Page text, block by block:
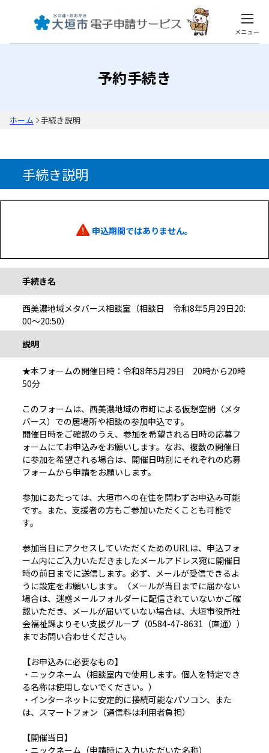
メニュー
予約手続き
ホーム 手続き説明
手続き説明
申込期間ではありません。
手続き名
西美濃地域メタバース相談室（相談日 令和8年5月29日20:
00～20:50）
説明
★本フォームの開催日時：令和8年5月29日 20時から20時
50分
このフォームは、西美濃地域の市町による仮想空間（メタ
バース）での居場所や相談の参加申込です。
開催日時をご確認のうえ、参加を希望される日時の応募フ
ォームにてお申込みをお願いします。なお、複数の開催日
に参加を希望される場合は、開催日時別にそれぞれの応募
フォームから申請をお願いします。
参加にあたっては、大垣市への在住を問わずお申込み可能
です。また、支援者の方もご参加いただくことも可能で
す。
参加当日にアクセスしていただくためのURLは、申込フォ
ーム内にご入力いただきましたメールアドレス宛に開催日
時の前日までに送信します。必ず、メールが受信できるよ
うに設定をお願いします。（メールが当日までに届かない
場合は、迷惑メールフォルダーに配信されていないかご確
認いただき、メールが届いていない場合は、大垣市役所社
会福祉課よりそい支援グループ（0584-47-8631（直通））
までお問い合わせください。
【お申込みに必要なもの】
・ニックネーム（相談室内で使用します。個人を特定でき
る名称は使用しないでください。）
・インターネットに安定的に接続可能なパソコン、また
は、スマートフォン（通信料は利用者負担）
【開催当日】
・ニックネーム（申請時に入力いただいた名称）